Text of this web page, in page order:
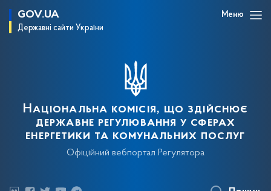
GOV.UA
Державні сайти України
Меню
Національна комісія, що здійснює
державне регулювання у сферах
енергетики та комунальних послуг
Офіційний вебпортал Регулятора